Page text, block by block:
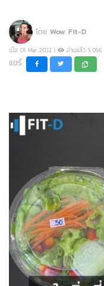
โดย Wow Fit-D
เมื่อ 01 Mar 2022 | อ่านแล้ว
แชร์